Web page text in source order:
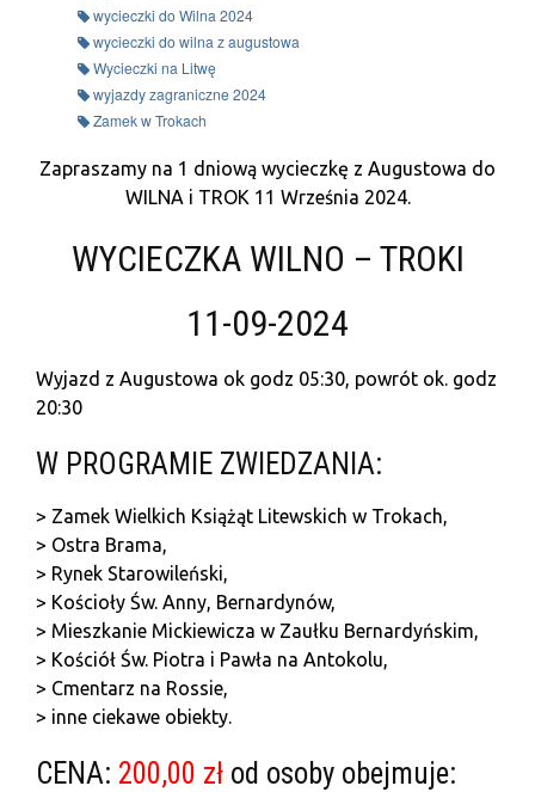
wycieczki do Wilna 2024
wycieczki do wilna z augustowa
Wycieczki na Litwę
wyjazdy zagraniczne 2024
Zamek w Trokach
Zapraszamy na 1 dniową wycieczkę z Augustowa do
WILNA i TROK 11 Września 2024.
WYCIECZKA WILNO – TROKI
11-09-2024
Wyjazd z Augustowa ok godz 05:30, powrót ok. godz
20:30
W PROGRAMIE ZWIEDZANIA:
> Zamek Wielkich Książąt Litewskich w Trokach,
> Ostra Brama,
> Rynek Starowileński,
> Kościoły Św. Anny, Bernardynów,
> Mieszkanie Mickiewicza w Zaułku Bernardyńskim,
> Kościół Św. Piotra i Pawła na Antokolu,
> Cmentarz na Rossie,
> inne ciekawe obiekty.
CENA: 200,00 zł od osoby obejmuje: